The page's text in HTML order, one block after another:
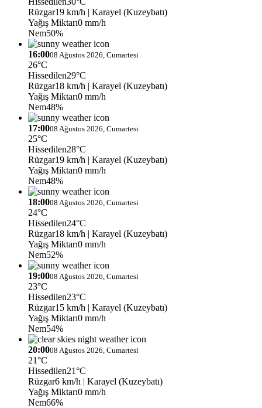
Rüzgar19 km/h | Karayel (Kuzeybatı)
Yağış Miktarı0 mm/h
Nem50%
16:0008 Ağustos 2026, Cumartesi
26°C
Hissedilen29°C
Rüzgar18 km/h | Karayel (Kuzeybatı)
Yağış Miktarı0 mm/h
Nem48%
17:0008 Ağustos 2026, Cumartesi
25°C
Hissedilen28°C
Rüzgar19 km/h | Karayel (Kuzeybatı)
Yağış Miktarı0 mm/h
Nem48%
18:0008 Ağustos 2026, Cumartesi
24°C
Hissedilen24°C
Rüzgar18 km/h | Karayel (Kuzeybatı)
Yağış Miktarı0 mm/h
Nem52%
19:0008 Ağustos 2026, Cumartesi
23°C
Hissedilen23°C
Rüzgar15 km/h | Karayel (Kuzeybatı)
Yağış Miktarı0 mm/h
Nem54%
20:0008 Ağustos 2026, Cumartesi
21°C
Hissedilen21°C
Rüzgar6 km/h | Karayel (Kuzeybatı)
Yağış Miktarı0 mm/h
Nem66%